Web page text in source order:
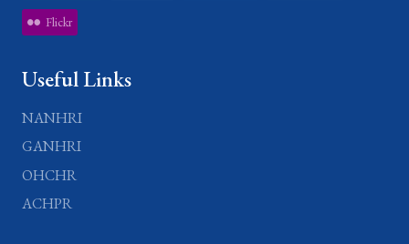
Flickr
Useful Links
NANHRI
GANHRI
OHCHR
ACHPR